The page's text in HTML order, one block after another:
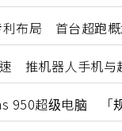
利布局 首台超跑
推机器人手机与
950超级电脑 「